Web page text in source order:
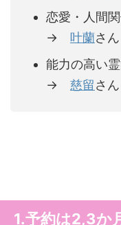
恋愛・人間
→ 叶蘭さん
能力の高い
→ 慈留さん
1.予約は2,3か